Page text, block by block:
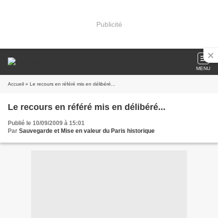
Publicité
MENU
Accueil » Le recours en référé mis en délibéré...
Le recours en référé mis en délibéré...
Publié le 10/09/2009 à 15:01
Par Sauvegarde et Mise en valeur du Paris historique